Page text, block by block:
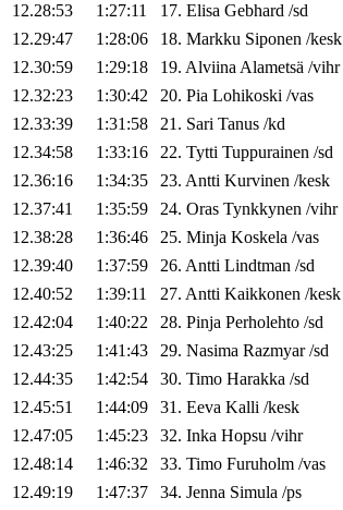
12.28:53
1:27:11 17. Elisa Gebhard /sd
12.29:47
1:28:06 18. Markku Siponen /kesk
12.30:59
1:29:18 19. AlviinaAlametsä /vihr
12.32:23
1:30:42 20. Pia Lohikoski /vas
12.33:39
1:31:58 21. Sari Tanus /kd
12.34:58
1:33:16 22. Tytti Tuppurainen /sd
12.36:16
1:34:35 23. Antti Kurvinen /kesk
12.37:41
1:35:59 24. Oras Tynkkynen /vihr
12.38:28
1:36:46 25. Minja Koskela /vas
12.39:40
1:37:59 26. Antti Lindtman /sd
12.40:52
1:39:11 27. Antti Kaikkonen /kesk
12.42:04
1:40:22 28. Pinja Perholehto /sd
12.43:25
1:41:43 29. Nasima Razmyar/sd
12.44:35
1:42:54 30. Timo Harakka /sd
12.45:51
1:44:09 31. Eeva Kalli /kesk
12.47:05
1:45:23 32. Inka Hopsu /vihr
12.48:14
1:46:32 33. Timo Furuholm /vas
12.49:19
1:47:37 34. Jenna Simula /ps